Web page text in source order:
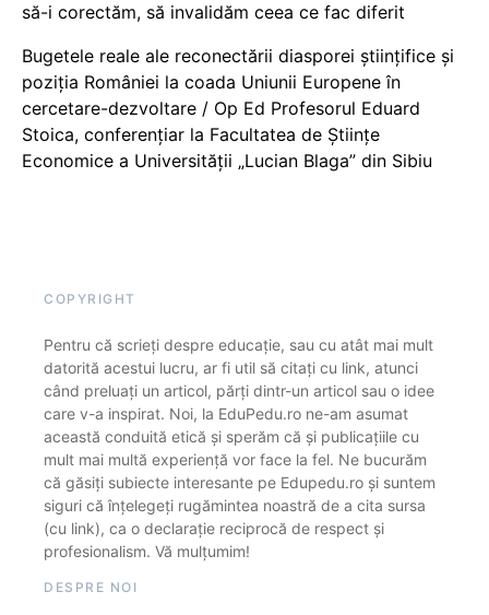
să-i corectăm, să invalidăm ceea ce fac diferit
Bugetele reale ale reconectării diasporei științifice și
poziția României la coada Uniunii Europene în
cercetare-dezvoltare / Op Ed Profesorul Eduard
Stoica, conferențiar la Facultatea de Științe
Economice a Universității „Lucian Blaga” din Sibiu
COPYRIGHT
Pentru că scrieți despre educație, sau cu atât mai mult
datorită acestui lucru, ar fi util să citați cu link, atunci
când preluați un articol, părți dintr-un articol sau o idee
care v-a inspirat. Noi, la EduPedu.ro ne-am asumat
această conduită etică și sperăm că și publicațiile cu
mult mai multă experiență vor face la fel. Ne bucurăm
că găsiți subiecte interesante pe Edupedu.ro și suntem
siguri că înțelegeți rugămintea noastră de a cita sursa
(cu link), ca o declarație reciprocă de respect și
profesionalism. Vă mulțumim!
DESPRE NOI